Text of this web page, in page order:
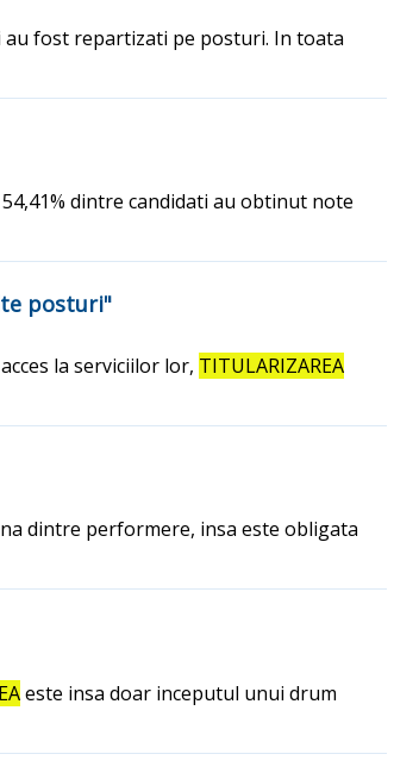
au fost repartizati pe posturi. In toata
dintre candidati au obtinut note
posturi"
la serviciilor lor, TITULARIZAREA
dintre performere, insa este obligata
este insa doar inceputul unui drum